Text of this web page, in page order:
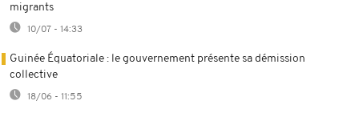
migrants
10/07 - 14:33
Guinée Équatoriale : le gouvernement présente sa démission
collective
18/06 - 11:55